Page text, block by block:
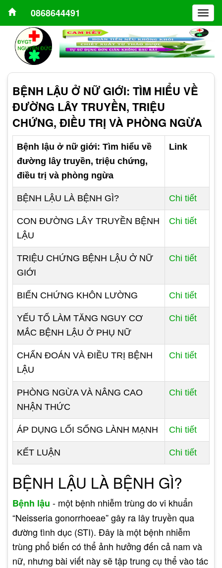
0868644491
BỆNH LẬU Ở NỮ GIỚI: TÌM HIỂU VỀ
ĐƯỜNG LÂY TRUYỀN, TRIỆU
CHỨNG, ĐIỀU TRỊ VÀ PHÒNG NGỪA
Bệnh lậu ở nữ giới: Tìm hiểu về
đường lây truyền, triệu chứng,
điều trị và phòng ngừa
Link
BỆNH LẬU LÀ BỆNH GÌ? Chi tiết
CON ĐƯỜNG LÂY TRUYỀN BỆNH
LẬU
Chi tiết
TRIỆU CHỨNG BỆNH LẬU Ở NỮ
GIỚI
Chi tiết
BIẾN CHỨNG KHÔN LƯỜNG Chi tiết
YẾU TỐ LÀM TĂNG NGUY CƠ
MẮC BỆNH LẬU Ở PHỤ NỮ
Chi tiết
CHẨN ĐOÁN VÀ ĐIỀU TRỊ BỆNH
LẬU
Chi tiết
PHÒNG NGỪA VÀ NÂNG CAO
NHẬN THỨC
Chi tiết
ÁP DỤNG LỐI SỐNG LÀNH MẠNH Chi tiết
KẾT LUẬN Chi tiết
BỆNH LẬU LÀ BỆNH GÌ?
Bệnh lậu - một bệnh nhiễm trùng do vi khuẩn
“Neisseria gonorrhoeae” gây ra lây truyền qua
đường tình dục (STI). Đây là một bệnh nhiễm
trùng phổ biến có thể ảnh hưởng đến cả nam và
nữ, nhưng bài viết này sẽ tập trung cụ thể vào tác